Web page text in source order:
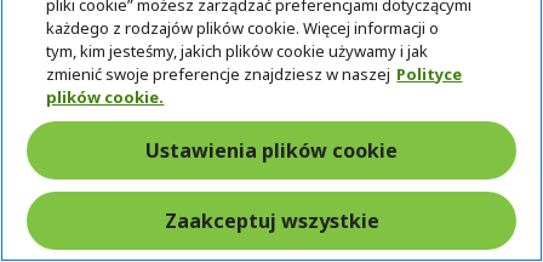
Odbierz dodatkową zniżkę za pomocą
kodu
pliki cookie” możesz zarządzać preferencjami dotyczącymi
każdego z rodzajów plików cookie. Więcej informacji o
tym, kim jesteśmy, jakich plików cookie używamy i jak
zmienić swoje preferencje znajdziesz w naszej Polityce
plików cookie.
Ustawienia plików cookie
Zaakceptuj wszystkie